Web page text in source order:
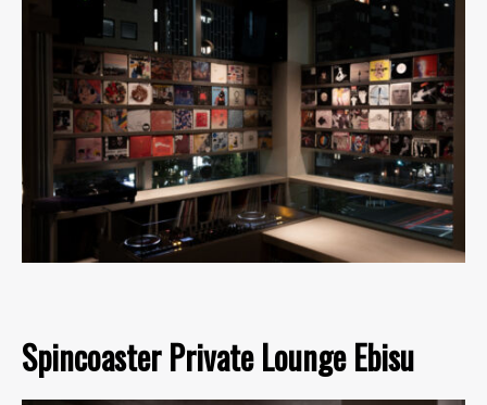
Spincoaster Private Lounge Ebisu